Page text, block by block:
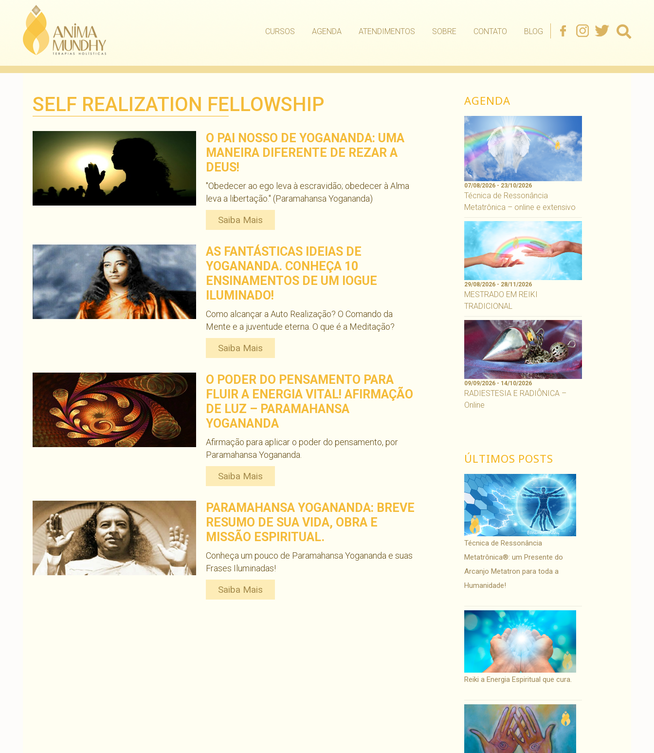
CURSOS AGENDA ATENDIMENTOS SOBRE CONTATO BLOG
SELF REALIZATION FELLOWSHIP
O PAI NOSSO DE YOGANANDA: UMA
MANEIRA DIFERENTE DE REZAR A
DEUS!
"Obedecer ao ego leva à escravidão; obedecer à Alma
leva a libertação." (Paramahansa Yogananda)
Saiba Mais
AS FANTÁSTICAS IDEIAS DE
YOGANANDA. CONHEÇA 10
ENSINAMENTOS DE UM IOGUE
ILUMINADO!
Como alcançar a Auto Realização? O Comando da
Mente e a juventude eterna. O que é a Meditação?
Saiba Mais
O PODER DO PENSAMENTO PARA
FLUIR A ENERGIA VITAL! AFIRMAÇÃO
DE LUZ – PARAMAHANSA
YOGANANDA
Afirmação para aplicar o poder do pensamento, por
Paramahansa Yogananda.
Saiba Mais
PARAMAHANSA YOGANANDA: BREVE
RESUMO DE SUA VIDA, OBRA E
MISSÃO ESPIRITUAL.
Conheça um pouco de Paramahansa Yogananda e suas
Frases Iluminadas!
Saiba Mais
AGENDA
07/08/2026 - 23/10/2026
Técnica de Ressonância
Metatrônica – online e extensivo
29/08/2026 - 28/11/2026
MESTRADO EM REIKI
TRADICIONAL
09/09/2026 - 14/10/2026
RADIESTESIA E RADIÔNICA –
Online
ÚLTIMOS POSTS
Técnica de Ressonância
Metatrônica®: um Presente do
Arcanjo Metatron para toda a
Humanidade!
Reiki a Energia Espiritual que cura.